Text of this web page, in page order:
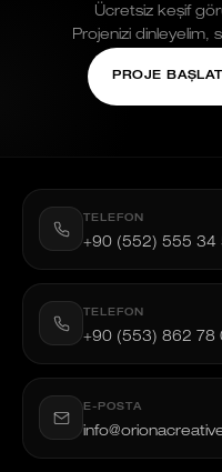
Ücretsiz keşif
Projenizi dinleyelim,
PROJE BAŞLAT
TELEFON
+90 (552) 555 34
TELEFON
+90 (553) 862 78
E-POSTA